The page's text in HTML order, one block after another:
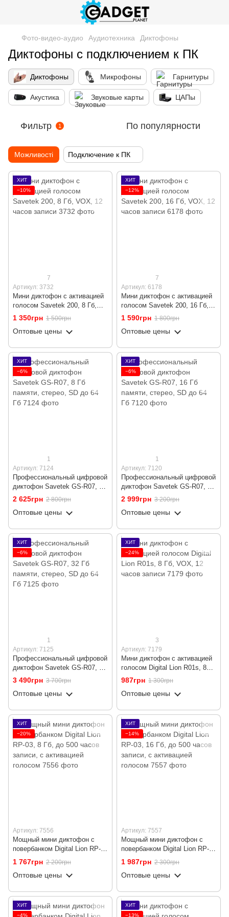
Фото-видео-аудио Аудиотехника Диктофоны
Диктофоны с подключением к ПК
Диктофоны Микрофоны Гарнитуры
Акустика Звуковые карты ЦАПы
Фильтр 1 По популярности
Можливості Подключение к ПК
ХИТ
−10%
7
Артикул: 3732
Мини диктофон с активацией
голосом Savetek 200, 8 Гб,
VOX, 12 часов записи
1 350грн 1 500грн
Оптовые цены
ХИТ
−12%
7
Артикул: 6178
Мини диктофон с активацией
голосом Savetek 200, 16 Гб,
VOX, 12 часов записи
1 590грн 1 800грн
Оптовые цены
ХИТ
−6%
1
Артикул: 7124
Профессиональный цифровой
диктофон Savetek GS-R07, 8
Гб памяти, стерео, SD до 64
2 625грн 2 800грн
Оптовые цены
ХИТ
−6%
1
Артикул: 7120
Профессиональный цифровой
диктофон Savetek GS-R07, 16
Гб памяти, стерео, SD до 64
2 999грн 3 200грн
Оптовые цены
ХИТ
−6%
1
Артикул: 7125
Профессиональный цифровой
диктофон Savetek GS-R07, 32
Гб памяти, стерео, SD до 64
3 490грн 3 700грн
Оптовые цены
ХИТ
−24%
3
Артикул: 7179
Мини диктофон с активацией
голосом Digital Lion R01s, 8
Гб, VOX, 12 часов записи
987грн 1 300грн
Оптовые цены
ХИТ
−20%
Артикул: 7556
Мощный мини диктофон с
повербанком Digital Lion RP-
03, 8 Гб, до 500 часов записи,
c активацией голосом
1 767грн 2 200грн
Оптовые цены
ХИТ
−14%
Артикул: 7557
Мощный мини диктофон с
повербанком Digital Lion RP-
03, 16 Гб, до 500 часов
записи, c активацией голосом
1 987грн 2 300грн
Оптовые цены
ХИТ
−4%
ХИТ
−13%